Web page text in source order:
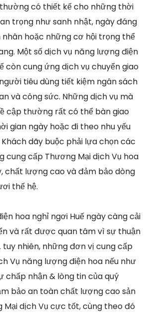
có thiết kế cho những thời
trọng như sanh nhật, ngày đáng
nhân hoặc những cơ hội trọng thể
Một số dịch vụ năng lượng điện
còn cung ứng dịch vụ chuyển giao
tiêu dùng tiết kiệm ngân sách
và công sức. Những dịch vụ mà
cập thường rất có thể bàn giao
gian ngày hoặc đi theo nhu yếu
dãy buộc phải lựa chọn các
cung cấp Thương Mại dịch Vụ hoa
chất lượng cao và đảm bảo dòng
thế hệ.
hoa nghỉ ngơi Huế ngày càng cải
và rất được quan tâm vì sự thuận
tuy nhiên, những đơn vị cung cấp
Vụ năng lượng điện hoa nếu như
chấp nhận & lòng tin của quý
bảo an toàn chất lượng cao sản
Mại dịch Vụ cực tốt, cùng theo đó